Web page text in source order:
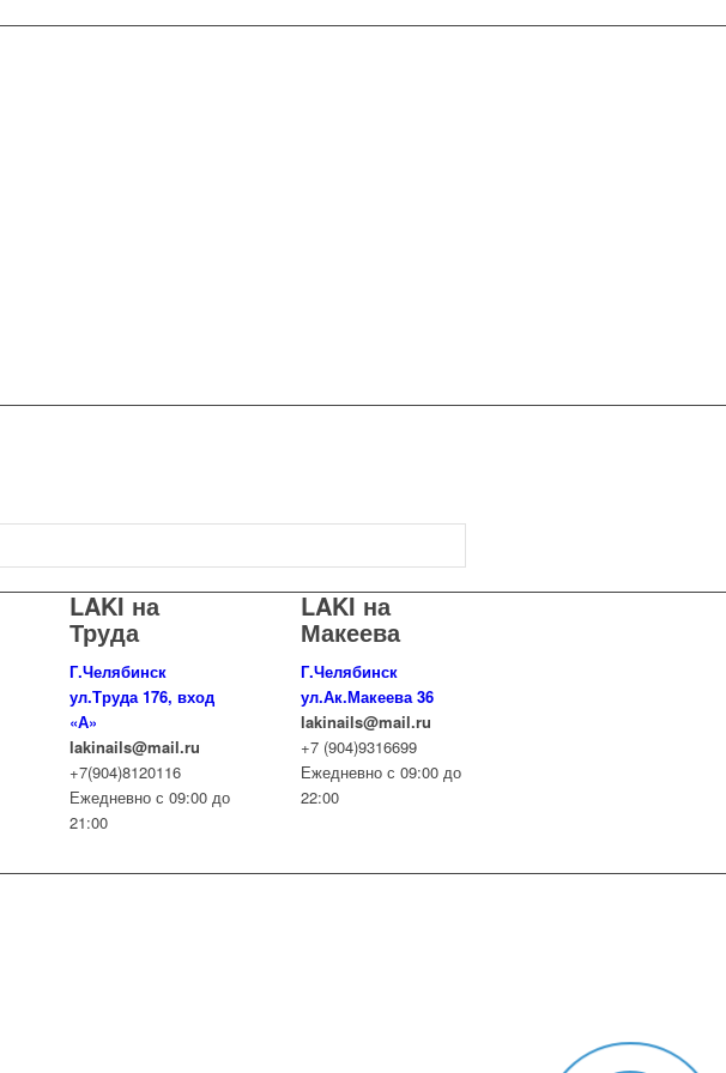
LAKI на
Труда
Г.Челябинск
ул.Труда 176, вход
«А»
lakinails@mail.ru
+7(904)8120116
Ежедневно с 09:00 до
21:00
LAKI на
Макеева
Г.Челябинск
ул.Ак.Макеева 36
lakinails@mail.ru
+7 (904)9316699
Ежедневно с 09:00 до
22:00